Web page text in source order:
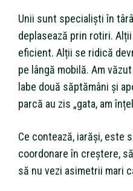
Unii sunt specialiști în
deplasează prin rotiri.
eficient. Alții se ridică
pe lângă mobilă. Am
labe două săptămâni și
parcă au zis „gata, am
Ce contează, iarăși, este
coordonare în creștere,
să nu vezi asimetrii mari